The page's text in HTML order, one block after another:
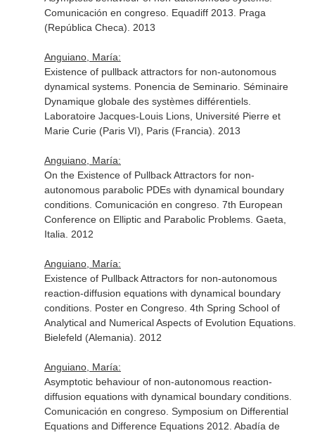
Comunicación en congreso. Equadiff 2013. Praga
(República Checa). 2013
Anguiano, María:
Existence of pullback attractors for non-autonomous
dynamical systems. Ponencia de Seminario. Séminaire
Dynamique globale des systèmes différentiels.
Laboratoire Jacques-Louis Lions, Université Pierre et
Marie Curie (Paris VI), Paris (Francia). 2013
Anguiano, María:
On the Existence of Pullback Attractors for non-
autonomous parabolic PDEs with dynamical boundary
conditions. Comunicación en congreso. 7th European
Conference on Elliptic and Parabolic Problems. Gaeta,
Italia. 2012
Anguiano, María:
Existence of Pullback Attractors for non-autonomous
reaction-diffusion equations with dynamical boundary
conditions. Poster en Congreso. 4th Spring School of
Analytical and Numerical Aspects of Evolution Equations.
Bielefeld (Alemania). 2012
Anguiano, María:
Asymptotic behaviour of non-autonomous reaction-
diffusion equations with dynamical boundary conditions.
Comunicación en congreso. Symposium on Differential
Equations and Difference Equations 2012. Abadía de